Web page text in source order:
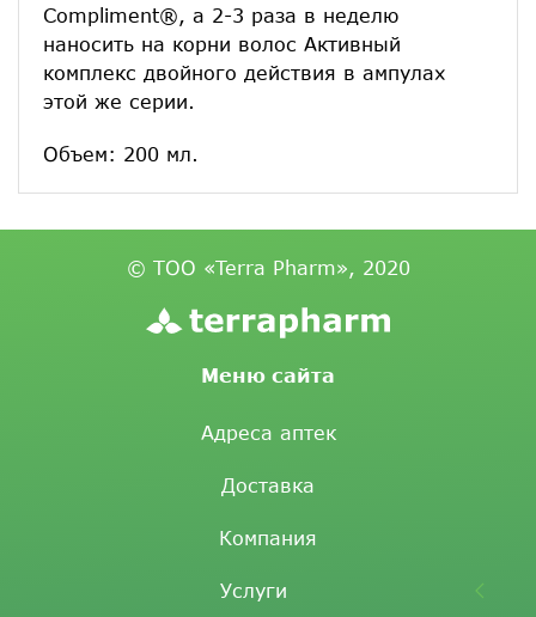
Compliment®, а 2-3 раза в неделю
наносить на корни волос Активный
комплекс двойного действия в ампулах
этой же серии.
Объем: 200 мл.
© ТОО «Terra Pharm», 2020
Меню сайта
Адреса аптек
Доставка
Компания
Услуги